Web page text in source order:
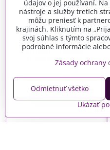
Silikónová pečiatka
ARTEMIO 13x8cm -
tulipánová tapeta
6,46 €
údajov o jej používaní.
nástroje a služby tretích
môžu preniesť k
krajinách. Kliknutím na
svoj súhlas s týmto
podrobné informácie
Zásady ochrany
Ukázať
Odmietnuť všetko